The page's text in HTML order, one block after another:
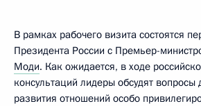
В рамках рабочего визита состоятся
Президента России с Премьер-
Моди. Как ожидается, в ходе
консультаций лидеры обсудят вопросы
развития отношений особо